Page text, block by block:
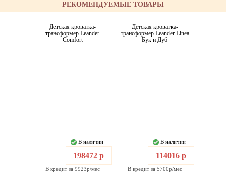
РЕКОМЕНДУЕМЫЕ ТОВАРЫ
Детская кроватка-
трансформер Leander
Comfort
В наличии
198472 р
В кредит за 9923р/мес
Детская кроватка-
трансформер Leander Linea
Бук и Дуб
В наличии
114016 р
В кредит за 5700р/мес